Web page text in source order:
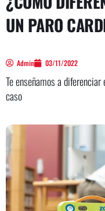
UN PARO
Admin 03/11/2022
Te enseñamos a
caso